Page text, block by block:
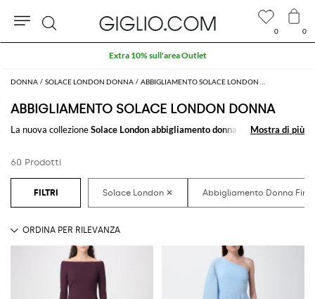
DONNA SOLACE LONDON DONNA
ABBIGLIAMENTO SOLACE LONDON DONNA
La nuova collezioneSolace London abbigliamento donna tutta da
look casual a quelli più classici, troverai sempre quello che cerchi.
Scopri le ultime collezioni diabbigliamento Solace London donnasu
Mostra di più
Mostra di più
60 Prodotti
0 0
Cerca
Extra 10% sull'area Outlet